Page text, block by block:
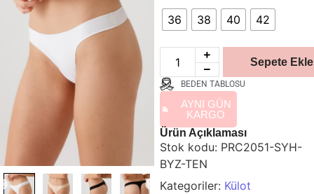
36 38 40 42
Sepete Ekle
BEDEN TABLOSU
AYNI GÜN
KARGO
Ürün Açıklaması
Stok kodu: PRC2051-SYH-
BYZ-TEN
Kategoriler: Külot